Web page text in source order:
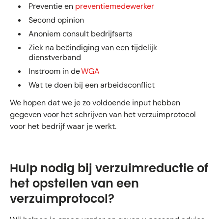
Preventie en preventiemedewerker
Second opinion
Anoniem consult bedrijfsarts
Ziek na beëindiging van een tijdelijk
dienstverband
Instroom in deWGA
Wat te doen bij een arbeidsconflict
We hopen dat we je zo voldoende input hebben
gegeven voor het schrijven van het verzuimprotocol
voor het bedrijf waar je werkt.
Hulp nodig bij verzuimreductie of
het opstellen van een
verzuimprotocol?